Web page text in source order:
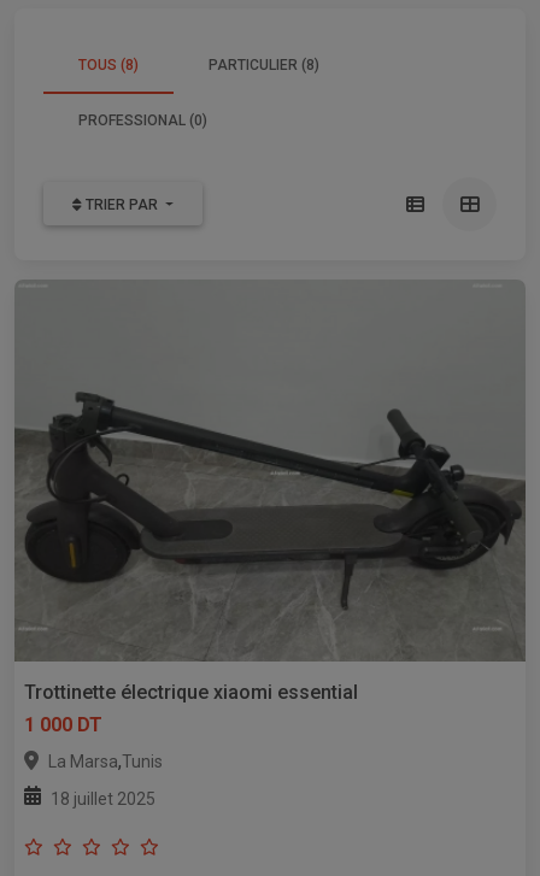
TOUS (8) PARTICULIER (8)
PROFESSIONAL (0)
TRIER PAR
Trottinette électrique xiaomi essential
1 000 DT
La Marsa,Tunis
18 juillet 2025